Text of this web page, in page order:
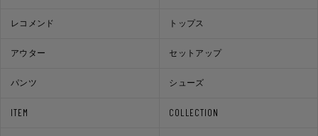
ITEM COLLECTION
レコメンド トップス
アウター セットアップ
パンツ シューズ